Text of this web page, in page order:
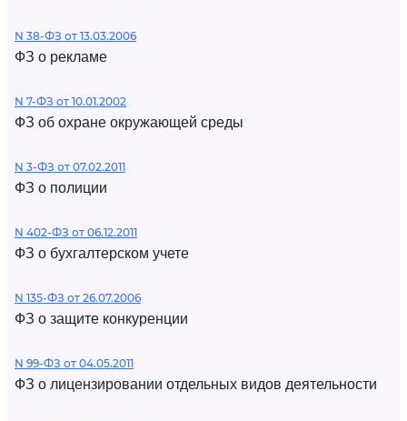
N 38-ФЗ от 13.03.2006
ФЗ о рекламе
N 7-ФЗ от 10.01.2002
ФЗ об охране окружающей среды
N 3-ФЗ от 07.02.2011
ФЗ о полиции
N 402-ФЗ от 06.12.2011
ФЗ о бухгалтерском учете
N 135-ФЗ от 26.07.2006
ФЗ о защите конкуренции
N 99-ФЗ от 04.05.2011
ФЗ о лицензировании отдельных видов деятельности